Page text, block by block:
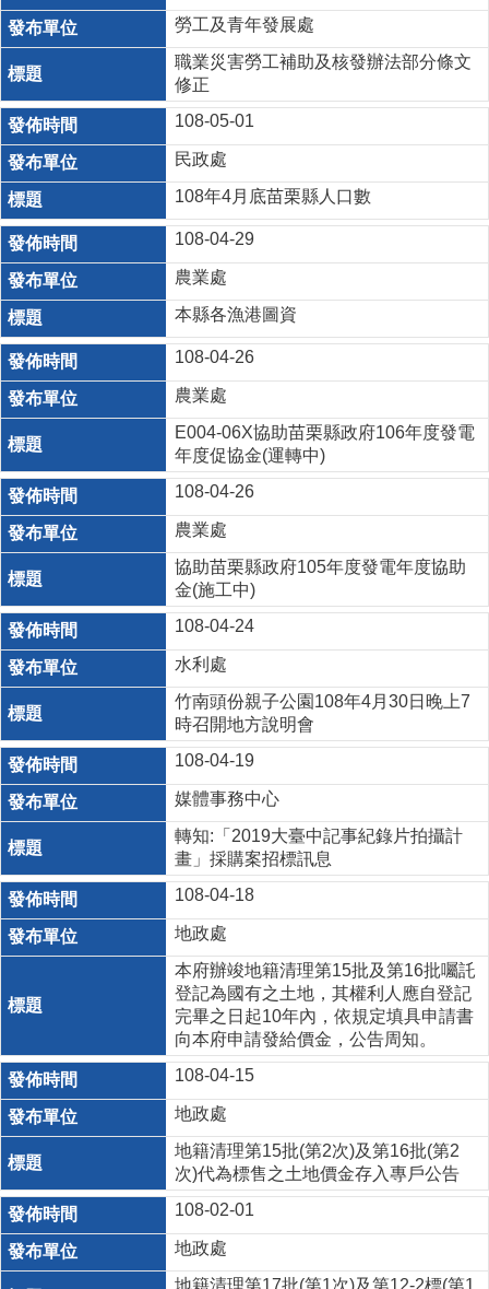
勞工及青年發展處
職業災害勞工補助及核發辦法部分條文
修正
108-05-01
民政處
108年4月底苗栗縣人口數
108-04-29
農業處
本縣各漁港圖資
108-04-26
農業處
E004-06X協助苗栗縣政府106年度發電
年度促協金(運轉中)
108-04-26
農業處
協助苗栗縣政府105年度發電年度協助
金(施工中)
108-04-24
水利處
竹南頭份親子公園108年4月30日晚上7
時召開地方說明會
108-04-19
媒體事務中心
轉知:「2019大臺中記事紀錄片拍攝計
畫」採購案招標訊息
108-04-18
地政處
本府辦竣地籍清理第15批及第16批囑託
登記為國有之土地，其權利人應自登記
完畢之日起10年內，依規定填具申請書
向本府申請發給價金，公告周知。
108-04-15
地政處
地籍清理第15批(第2次)及第16批(第2
次)代為標售之土地價金存入專戶公告
108-02-01
地政處
地籍清理第17批(第1次)及第12-2標(第1